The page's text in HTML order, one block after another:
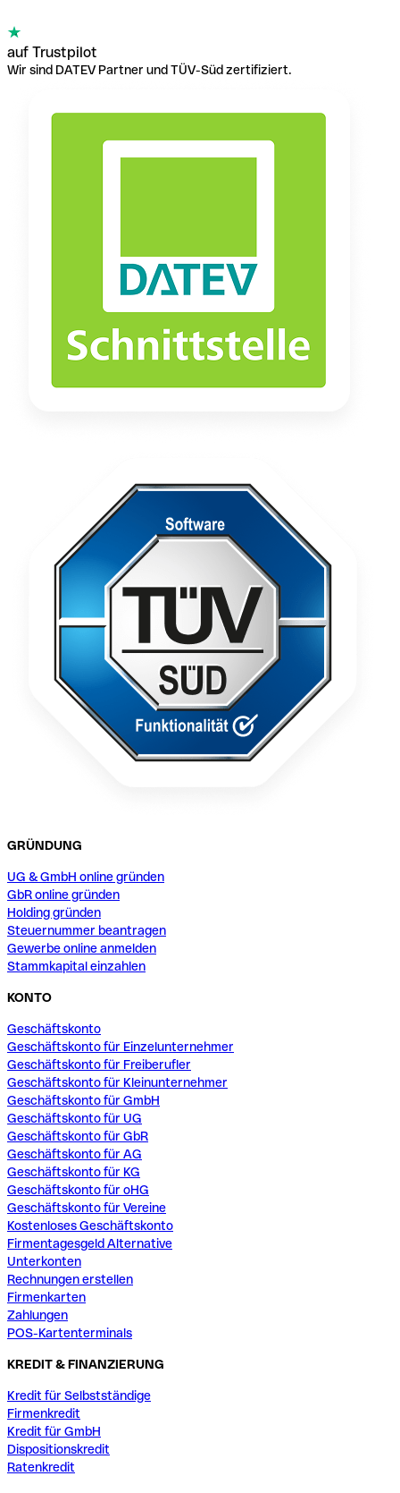
auf Trustpilot
Wir sind DATEV Partner und TÜV-Süd zertifiziert.
GRÜNDUNG
UG & GmbH online gründen
GbR online gründen
Holding gründen
Steuernummer beantragen
Gewerbe online anmelden
Stammkapital einzahlen
KONTO
Geschäftskonto
Geschäftskonto für Einzelunternehmer
Geschäftskonto für Freiberufler
Geschäftskonto für Kleinunternehmer
Geschäftskonto für GmbH
Geschäftskonto für UG
Geschäftskonto für GbR
Geschäftskonto für AG
Geschäftskonto für KG
Geschäftskonto für oHG
Geschäftskonto für Vereine
Kostenloses Geschäftskonto
Firmentagesgeld Alternative
Unterkonten
Rechnungen erstellen
Firmenkarten
Zahlungen
POS-Kartenterminals
KREDIT & FINANZIERUNG
Kredit für Selbstständige
Firmenkredit
Kredit für GmbH
Dispositionskredit
Ratenkredit